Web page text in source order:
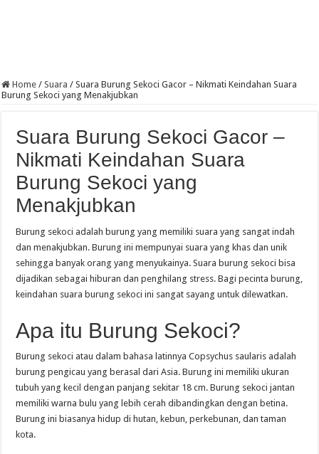
Home / Suara / Suara Burung Sekoci Gacor – Nikmati Keindahan Suara
Burung Sekoci yang Menakjubkan
Suara Burung Sekoci Gacor –
Nikmati Keindahan Suara
Burung Sekoci yang
Menakjubkan
Burung sekoci adalah burung yang memiliki suara yang sangat indah
dan menakjubkan. Burung ini mempunyai suara yang khas dan unik
sehingga banyak orang yang menyukainya. Suara burung sekoci bisa
dijadikan sebagai hiburan dan penghilang stress. Bagi pecinta burung,
keindahan suara burung sekoci ini sangat sayang untuk dilewatkan.
Apa itu Burung Sekoci?
Burung sekoci atau dalam bahasa latinnya Copsychus saularis adalah
burung pengicau yang berasal dari Asia. Burung ini memiliki ukuran
tubuh yang kecil dengan panjang sekitar 18 cm. Burung sekoci jantan
memiliki warna bulu yang lebih cerah dibandingkan dengan betina.
Burung ini biasanya hidup di hutan, kebun, perkebunan, dan taman
kota.